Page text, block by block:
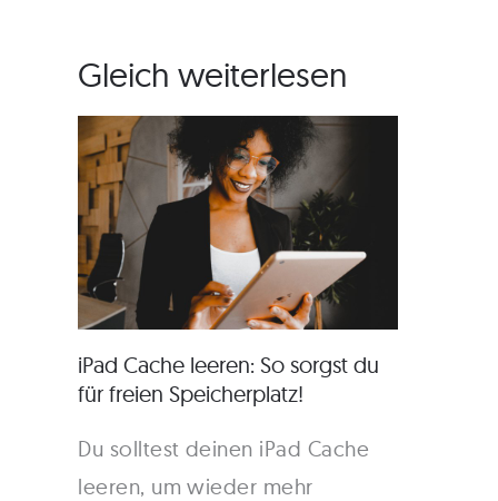
Gleich weiterlesen
iPad Cache leeren: So sorgst du
für freien Speicherplatz!
Du solltest deinen iPad Cache
leeren, um wieder mehr